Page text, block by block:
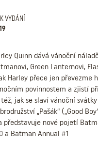
VYDÁNÍ
Quinn dává vánoční
Green Lanternovi,
Harley přece jen převezme
povinnostem a zjistí
též, jak se slaví vánoční
„Pašák“ („Good
představuje nové pojetí
a Batman Annual #1